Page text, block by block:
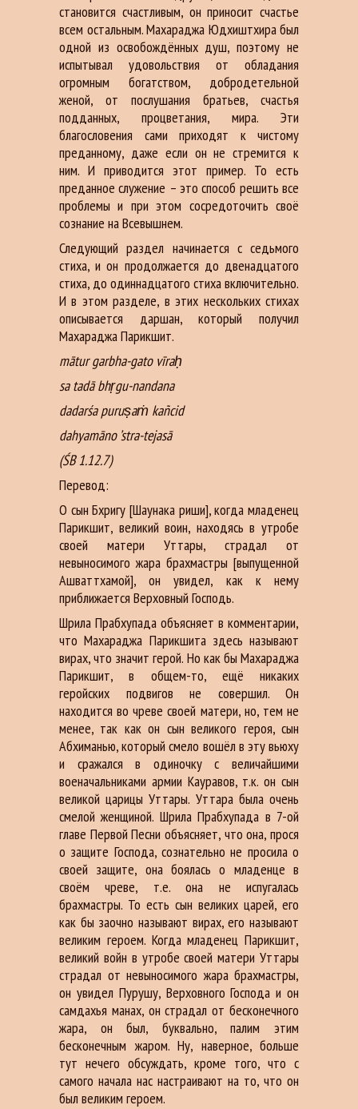
становится счастливым, он приносит счастье
всем остальным. Махараджа Юдхиштхира был
одной из освобождённых душ, поэтому не
испытывал удовольствия от обладания
огромным богатством, добродетельной
женой, от послушания братьев, счастья
подданных, процветания, мира. Эти
благословения сами приходят к чистому
преданному, даже если он не стремится к
ним. И приводится этот пример. То есть
преданное служение – это способ решить все
проблемы и при этом сосредоточить своё
сознание на Всевышнем.
Следующий раздел начинается с седьмого
стиха, и он продолжается до двенадцатого
стиха, до одиннадцатого стиха включительно.
И в этом разделе, в этих нескольких стихах
описывается даршан, который получил
Махараджа Парикшит.
mātur garbha-gato vīraḥ
sa tadā bhṛgu-nandana
dadarśa puruṣaṁ kañcid
dahyamāno ’stra-tejasā
(ŚB 1.12.7)
Перевод:
О сын Бхригу [Шаунака риши], когда младенец
Парикшит, великий воин, находясь в утробе
своей матери Уттары, страдал от
невыносимого жара брахмастры [выпущенной
Ашваттхамой], он увидел, как к нему
приближается Верховный Господь.
Шрила Прабхупада объясняет в комментарии,
что Махараджа Парикшита здесь называют
вирах, что значит герой. Но как бы Махараджа
Парикшит, в общем-то, ещё никаких
геройских подвигов не совершил. Он
находится во чреве своей матери, но, тем не
менее, так как он сын великого героя, сын
Абхиманью, который смело вошёл в эту вьюху
и сражался в одиночку с величайшими
военачальниками армии Кауравов, т.к. он сын
великой царицы Уттары. Уттара была очень
смелой женщиной. Шрила Прабхупада в 7-ой
главе Первой Песни объясняет, что она, прося
о защите Господа, сознательно не просила о
своей защите, она боялась о младенце в
своём чреве, т.е. она не испугалась
брахмастры. То есть сын великих царей, его
как бы заочно называют вирах, его называют
великим героем. Когда младенец Парикшит,
великий войн в утробе своей матери Уттары
страдал от невыносимого жара брахмастры,
он увидел Пурушу, Верховного Господа и он
самдахья манах, он страдал от бесконечного
жара, он был, буквально, палим этим
бесконечным жаром. Ну, наверное, больше
тут нечего обсуждать, кроме того, что с
самого начала нас настраивают на то, что он
был великим героем.